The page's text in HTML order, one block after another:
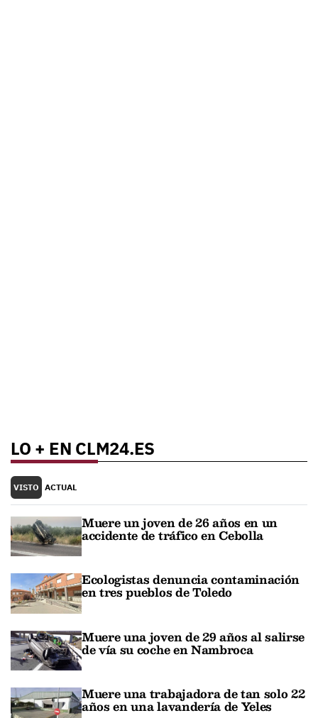
LO + EN CLM24.ES
VISTO ACTUAL
Muere un joven de 26 años en un
accidente de tráfico en Cebolla
Ecologistas denuncia contaminación
en tres pueblos de Toledo
Muere una joven de 29 años al salirse
de vía su coche en Nambroca
Muere una trabajadora de tan solo 22
años en una lavandería de Yeles